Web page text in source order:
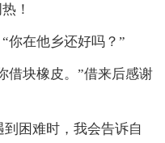
！
你在他乡还好吗？”
借块橡皮。”借来后感谢
困难时，我会告诉自